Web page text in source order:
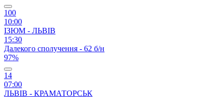
100
10:00
ІЗЮМ - ЛЬВІВ
15:30
Далекого сполучення - 62 б/н
97%
14
07:00
ЛЬВІВ - КРАМАТОРСЬК